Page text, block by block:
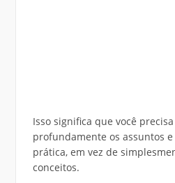
Isso significa que você
profundamente os assuntos
prática, em vez de
conceitos.